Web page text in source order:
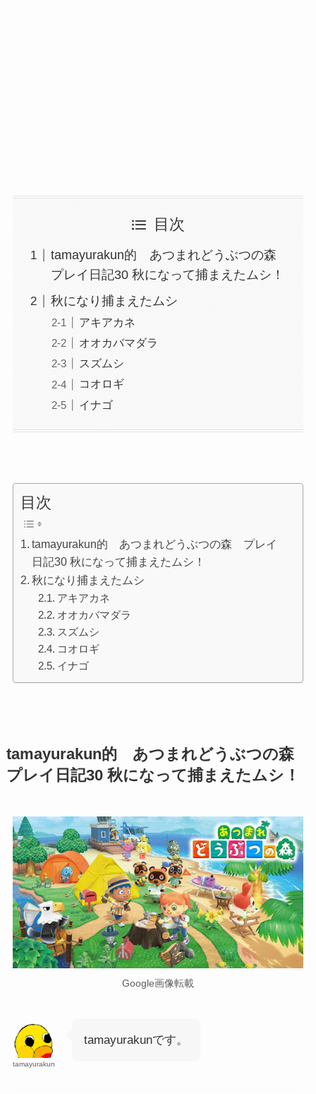
目次
tamayurakun的 あつまれどうぶつの森
プレイ日記30 秋になって捕まえたムシ！
秋になり捕まえたムシ
アキアカネ
オオカバマダラ
スズムシ
コオロギ
イナゴ
目次
tamayurakun的 あつまれどうぶつの森 プレイ
日記30 秋になって捕まえたムシ！
秋になり捕まえたムシ
アキアカネ
オオカバマダラ
スズムシ
コオロギ
イナゴ
tamayurakun的 あつまれどうぶつの森
プレイ日記30 秋になって捕まえたムシ！
Google画像転載
tamayurakun
tamayurakunです。